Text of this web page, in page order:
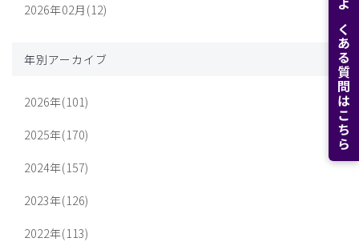
よくある質問はこちら
2026年02月(12)
年別アーカイブ
2026年(101)
2025年(170)
2024年(157)
2023年(126)
2022年(113)